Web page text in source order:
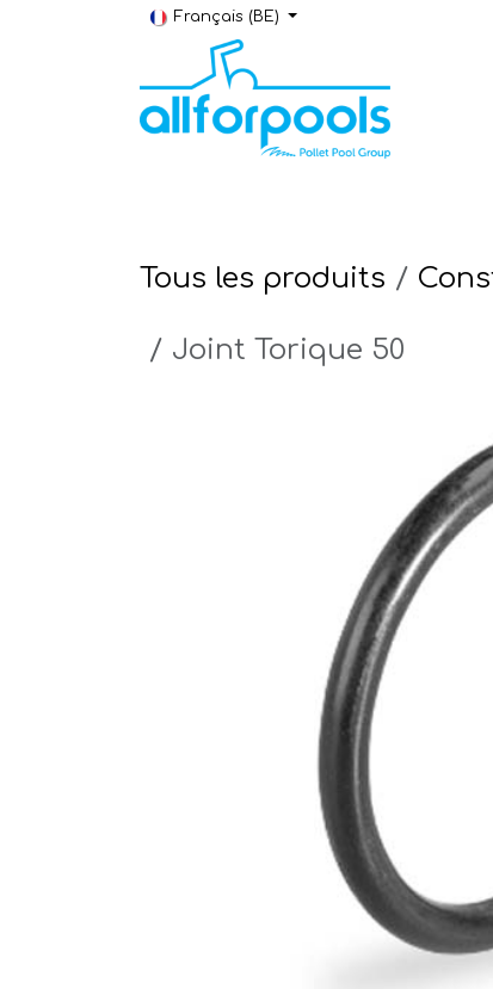
Se rendre au contenu
Français (BE)
Tous les produits
Joint Torique 50